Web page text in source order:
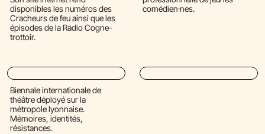
disponibles les numéros des
Cracheurs de feu ainsi que les
épisodes de la Radio Cogne-
trottoir.
comédien·nes.
Biennale internationale de
théâtre déployé sur la
métropole lyonnaise.
Mémoires, identités,
résistances.